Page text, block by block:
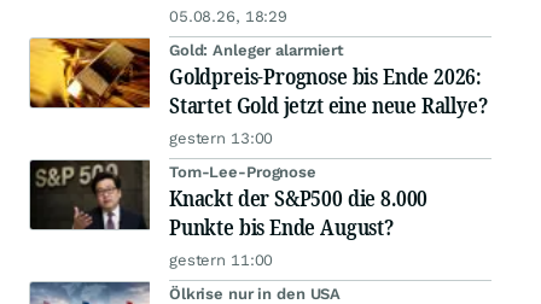
05.08.26, 18:29
Gold: Anleger alarmiert
Goldpreis-Prognose bis Ende 2026:
Startet Gold jetzt eine neue Rallye?
gestern 13:00
Tom-Lee-Prognose
Knackt der S&P500 die 8.000
Punkte bis Ende August?
gestern 11:00
Ölkrise nur in den USA